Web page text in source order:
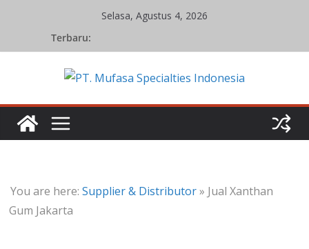
Selasa, Agustus 4, 2026
Terbaru:
You are here: Supplier & Distributor» Jual Xanthan
Gum Jakarta